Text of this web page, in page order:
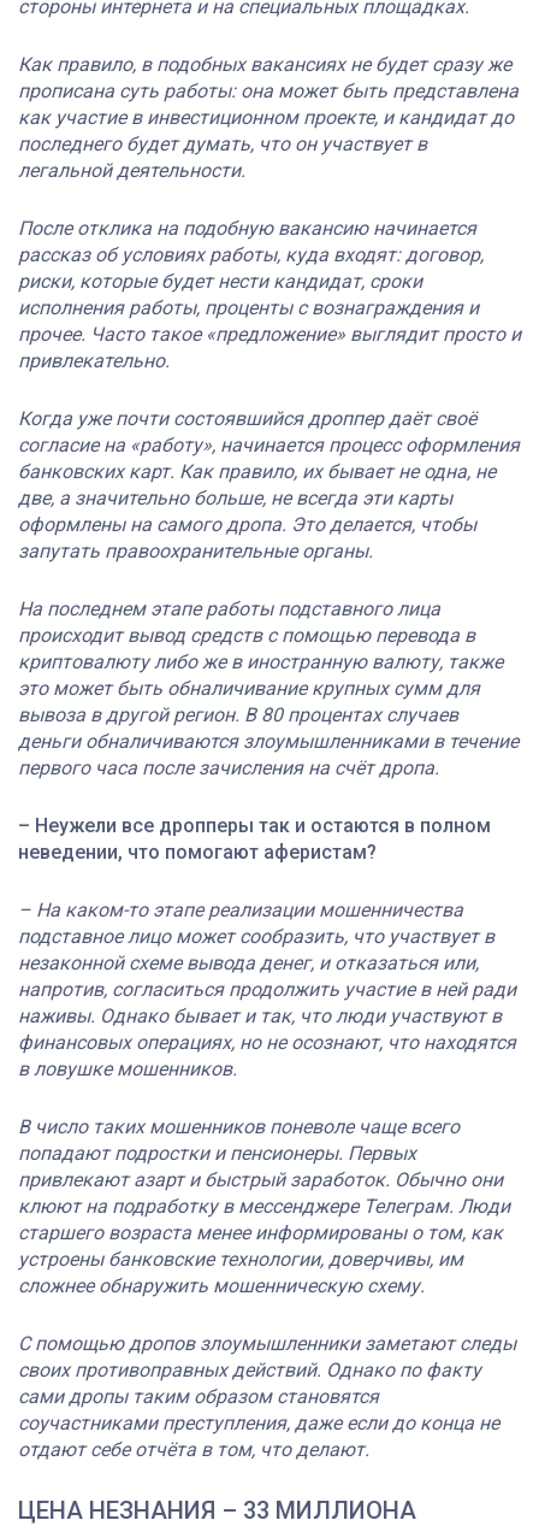
стороны интернета и на специальных площадках.
Как правило, в подобных вакансиях не будет сразу же
прописана суть работы: она может быть представлена
как участие в инвестиционном проекте, и кандидат до
последнего будет думать, что он участвует в
легальной деятельности.
После отклика на подобную вакансию начинается
рассказ об условиях работы, куда входят: договор,
риски, которые будет нести кандидат, сроки
исполнения работы, проценты с вознаграждения и
прочее. Часто такое «предложение» выглядит просто и
привлекательно.
Когда уже почти состоявшийся дроппер даёт своё
согласие на «работу», начинается процесс оформления
банковских карт. Как правило, их бывает не одна, не
две, а значительно больше, не всегда эти карты
оформлены на самого дропа. Это делается, чтобы
запутать правоохранительные органы.
На последнем этапе работы подставного лица
происходит вывод средств с помощью перевода в
криптовалюту либо же в иностранную валюту, также
это может быть обналичивание крупных сумм для
вывоза в другой регион. В 80 процентах случаев
деньги обналичиваются злоумышленниками в течение
первого часа после зачисления на счёт дропа.
– Неужели все дропперы так и остаются в полном
неведении, что помогают аферистам?
– На каком-то этапе реализации мошенничества
подставное лицо может сообразить, что участвует в
незаконной схеме вывода денег, и отказаться или,
напротив, согласиться продолжить участие в ней ради
наживы. Однако бывает и так, что люди участвуют в
финансовых операциях, но не осознают, что находятся
в ловушке мошенников.
В число таких мошенников поневоле чаще всего
попадают подростки и пенсионеры. Первых
привлекают азарт и быстрый заработок. Обычно они
клюют на подработку в мессенджере Телеграм. Люди
старшего возраста менее информированы о том, как
устроены банковские технологии, доверчивы, им
сложнее обнаружить мошенническую схему.
С помощью дропов злоумышленники заметают следы
своих противоправных действий. Однако по факту
сами дропы таким образом становятся
соучастниками преступления, даже если до конца не
отдают себе отчёта в том, что делают.
ЦЕНА НЕЗНАНИЯ – 33 МИЛЛИОНА